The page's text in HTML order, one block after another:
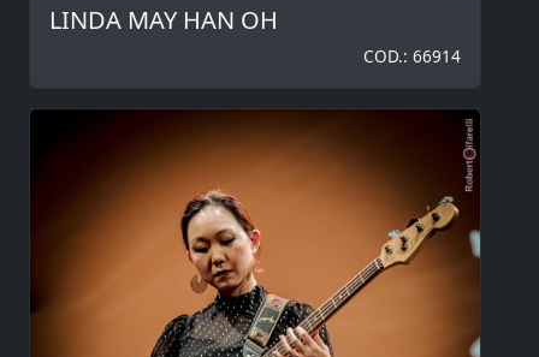
LINDA MAY HAN OH
COD.: 66914